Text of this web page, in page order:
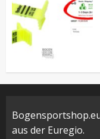
aus der Euregio.